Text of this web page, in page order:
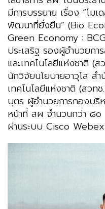
มีการบรรยาย เรื่อง “โม
พัฒนาที่ยั่งยืน” (Bio
Green Economy :
ประเสริฐ รองผู้อำนวยก
และเทคโนโลยีแห่งชาติ (
นักวิจัยนโยบายอาวุโส ส
เทคโนโลยีแห่งชาติ (สว
บุตร ผู้อำนวยการกองบริ
หน้าที่ สผ จำนวนกว่า ๘๐
ผ่านระบบ Cisco